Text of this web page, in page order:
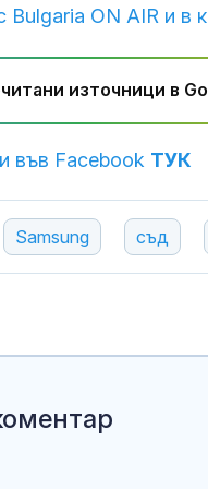
ON AIR и в
източници в
във Facebook ТУК
Samsung съд